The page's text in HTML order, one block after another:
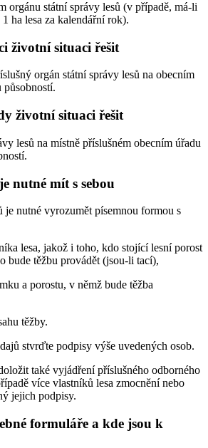
orgánu státní správy lesů (v případě, má-li
ha lesa za kalendářní rok).
životní situaci řešit
orgán státní správy lesů na obecním
působností.
životní situaci řešit
lesů na místně příslušném obecním úřadu
nutné mít s sebou
je nutné vyrozumět písemnou formou s
lesa, jakož i toho, kdo stojící lesní porost
bude těžbu provádět (jsou-li tací),
a porostu, v němž bude těžba
těžby.
stvrďte podpisy výše uvedených osob.
také vyjádření příslušného odborného
více vlastníků lesa zmocnění nebo
jejich podpisy.
formuláře a kde jsou k